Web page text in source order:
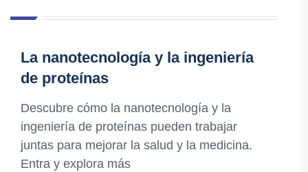
La nanotecnología y la ingeniería
de proteínas
Descubre cómo la nanotecnología y la
ingeniería de proteínas pueden trabajar
juntas para mejorar la salud y la medicina.
Entra y explora más